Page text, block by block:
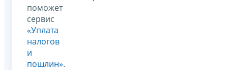
поможет
сервис
«Уплата
налогов
и
пошлин».